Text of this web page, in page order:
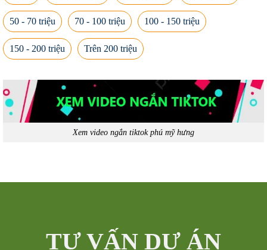
50 - 70 triệu 70 - 100 triệu 100 - 150 triệu
150 - 200 triệu Trên 200 triệu
Xem video ngắn tiktok phú mỹ hưng
TƯ VẤN DỰ ÁN